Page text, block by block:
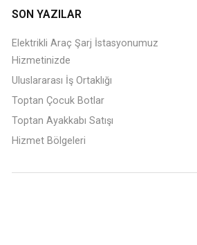
SON YAZILAR
Elektrikli Araç Şarj İstasyonumuz
Hizmetinizde
Uluslararası İş Ortaklığı
Toptan Çocuk Botlar
Toptan Ayakkabı Satışı
Hizmet Bölgeleri